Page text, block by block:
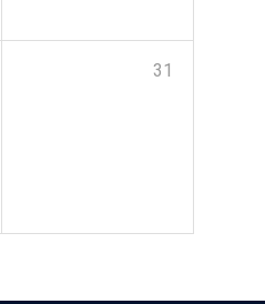
31